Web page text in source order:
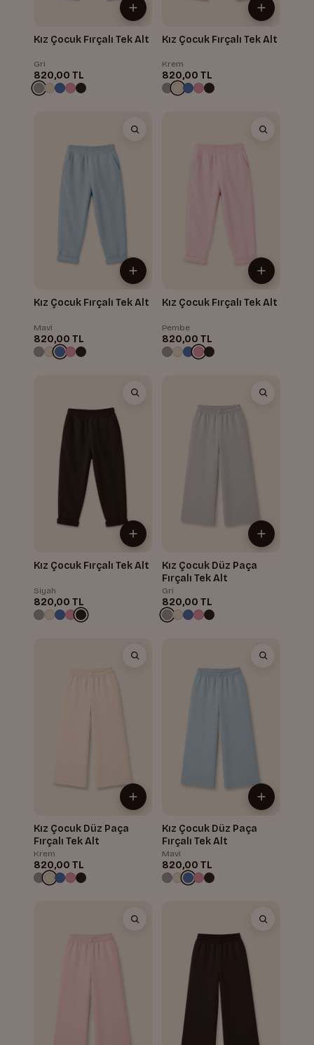
Kız Çocuk Fırçalı Tek Alt
Gri
820,00 TL
Kız Çocuk Fırçalı Tek Alt
Krem
820,00 TL
Kız Çocuk Fırçalı Tek Alt
Mavi
820,00 TL
Kız Çocuk Fırçalı Tek Alt
Pembe
820,00 TL
Kız Çocuk Fırçalı Tek Alt
Siyah
820,00 TL
Kız Çocuk Düz Paça
Fırçalı Tek Alt
Gri
820,00 TL
Kız Çocuk Düz Paça
Fırçalı Tek Alt
Krem
820,00 TL
Kız Çocuk Düz Paça
Fırçalı Tek Alt
Mavi
820,00 TL